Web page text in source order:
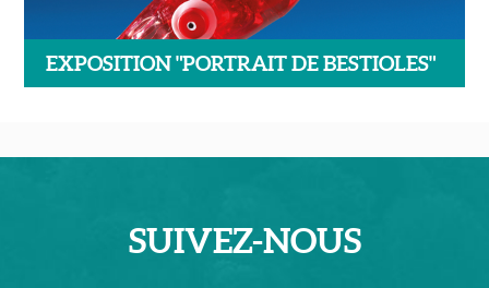
EXPOSITION "PORTRAIT DE BESTIOLES"
SUIVEZ-NOUS